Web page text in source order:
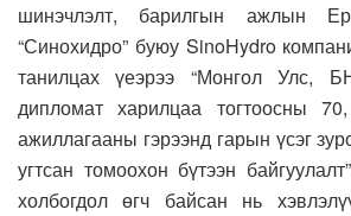
шинэчлэлт, барилгын ажлын
“Синохидро” буюу SinoHydro
танилцах үеэрээ “Монгол Улс,
дипломат харилцаа тогтоосны
ажиллагааны гэрээнд гарын үсэг
угтсан томоохон бүтээн
холбогдол өгч байсан нь